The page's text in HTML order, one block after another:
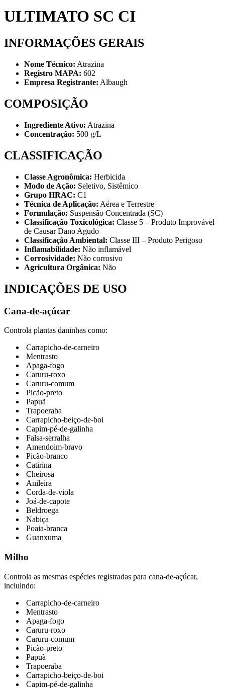
ULTIMATO SC CI
INFORMAÇÕES GERAIS
Nome Técnico: Atrazina
Registro MAPA: 602
Empresa Registrante: Albaugh
COMPOSIÇÃO
Ingrediente Ativo: Atrazina
Concentração: 500 g/L
CLASSIFICAÇÃO
Classe Agronômica: Herbicida
Modo de Ação: Seletivo, Sistêmico
Grupo HRAC: C1
Técnica de Aplicação: Aérea e Terrestre
Formulação: Suspensão Concentrada (SC)
Classificação Toxicológica: Classe 5 – Produto Improvável
de Causar Dano Agudo
Classificação Ambiental: Classe III – Produto Perigoso
Inflamabilidade: Não inflamável
Corrosividade: Não corrosivo
Agricultura Orgânica: Não
INDICAÇÕES DE USO
Cana-de-açúcar
Controla plantas daninhas como:
Carrapicho-de-carneiro
Mentrasto
Apaga-fogo
Caruru-roxo
Caruru-comum
Picão-preto
Papuã
Trapoeraba
Carrapicho-beiço-de-boi
Capim-pé-de-galinha
Falsa-serralha
Amendoim-bravo
Picão-branco
Catirina
Cheirosa
Anileira
Corda-de-viola
Joá-de-capote
Beldroega
Nabiça
Poaia-branca
Guanxuma
Milho
Controla as mesmas espécies registradas para cana-de-açúcar,
incluindo:
Carrapicho-de-carneiro
Mentrasto
Apaga-fogo
Caruru-roxo
Caruru-comum
Picão-preto
Papuã
Trapoeraba
Carrapicho-beiço-de-boi
Capim-pé-de-galinha